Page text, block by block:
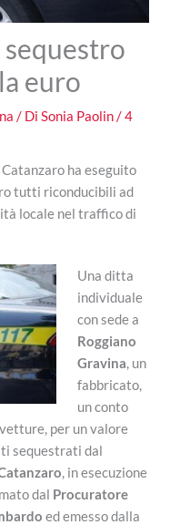
sequestro
euro
/ DiSonia Paolin/4
ha eseguito
tutti riconducibili ad
locale nel traffico di
Una ditta
individuale
con sede a
Roggiano
Gravina, un
fabbricato,
un conto
per un valore
sequestrati dal
, in esecuzione
dal Procuratore
ed emesso dalla